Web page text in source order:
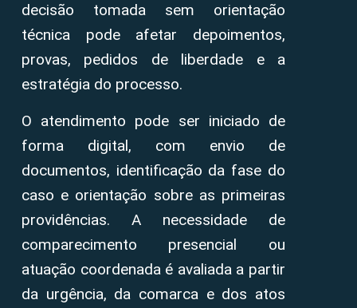
decisão tomada sem orientação
técnica pode afetar depoimentos,
provas, pedidos de liberdade e a
estratégia do processo.
O atendimento pode ser iniciado de
forma digital, com envio de
documentos, identificação da fase do
caso e orientação sobre as primeiras
providências. A necessidade de
comparecimento presencial ou
atuação coordenada é avaliada a partir
da urgência, da comarca e dos atos